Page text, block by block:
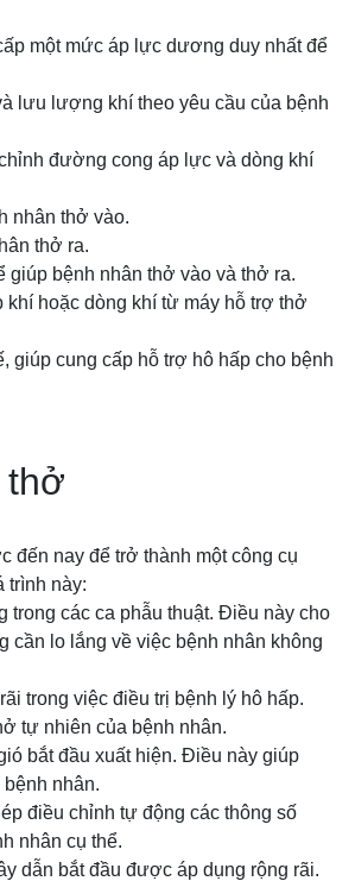
một mức áp lực dương duy nhất để
lưu lượng khí theo yêu cầu của bệnh
đường cong áp lực và dòng khí
nhân thở vào.
thở ra.
bệnh nhân thở vào và thở ra.
khí hoặc dòng khí từ máy hỗ trợ thở
giúp cung cấp hỗ trợ hô hấp cho bệnh
thở
đến nay để trở thành một công cụ
trình này:
trong các ca phẫu thuật. Điều này cho
cần lo lắng về việc bệnh nhân không
trong việc điều trị bệnh lý hô hấp.
tự nhiên của bệnh nhân.
bắt đầu xuất hiện. Điều này giúp
nhân.
điều chỉnh tự động các thông số
nhân cụ thể.
dẫn bắt đầu được áp dụng rộng rãi.